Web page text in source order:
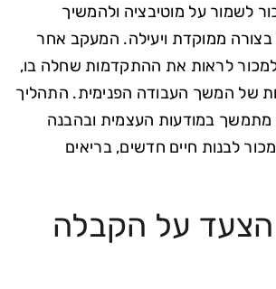
לשמור על מוטיבציה ולהמשיך
ממוקדת ויעילה. המעקב אחר
לראות את ההתקדמות שחלה בו,
של המשך העבודה הפנימית. התהליך
מתמשך במודעות העצמית ובהבנה
לבנות חיים חדשים, בריאים
על הקבלה